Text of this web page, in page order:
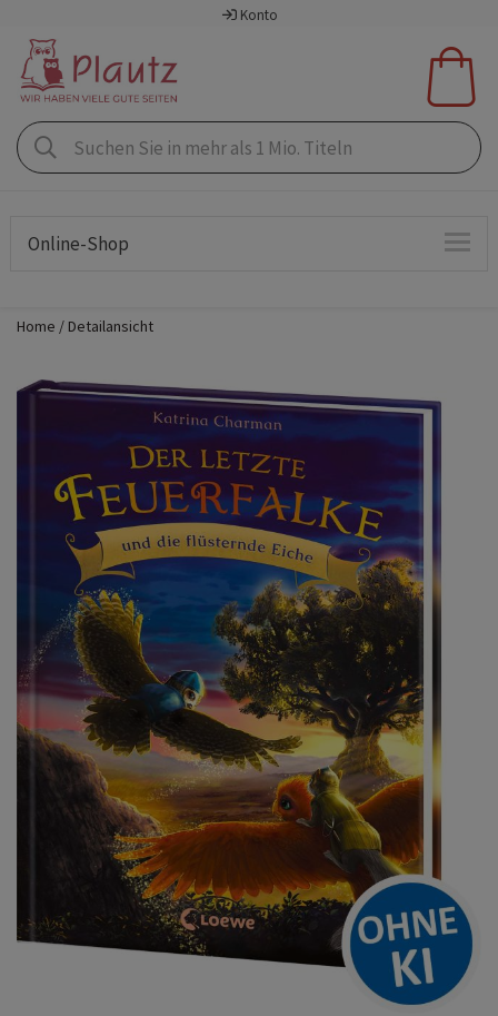
Konto
Online-Shop
Home Detailansicht